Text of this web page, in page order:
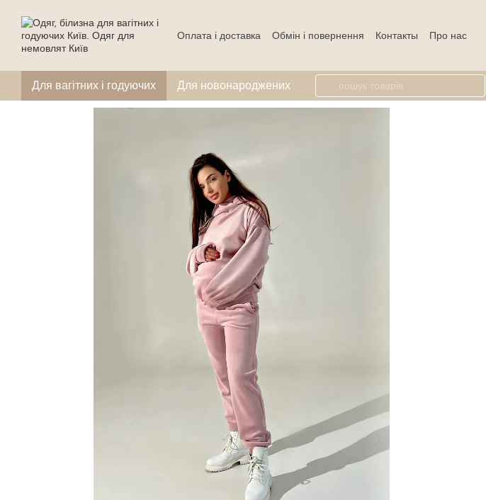
Оплата і доставка Обмін і повернення Контакты Про нас
Для вагітних і годуючих Для новонароджених